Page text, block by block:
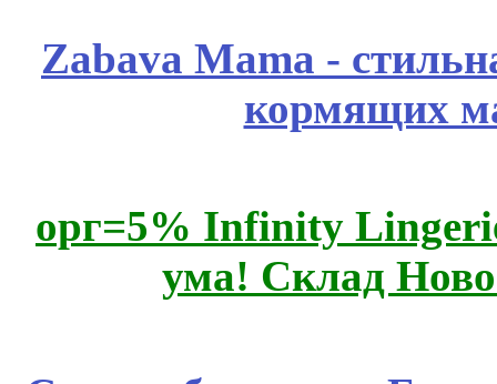
Zabava Mama -
кормящих
орг=5% Infinity
ума! Склад